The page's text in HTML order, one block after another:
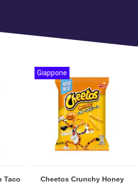
Taco
Cheetos Crunchy Honey
Giappone